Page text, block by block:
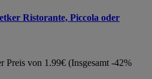
Ristorante, Piccola oder
Preis von 1.99€ (Insgesamt -42%